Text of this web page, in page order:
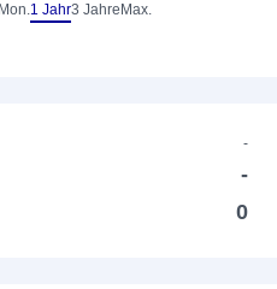
1 Jahr3 Jahre Max.
-
-
0